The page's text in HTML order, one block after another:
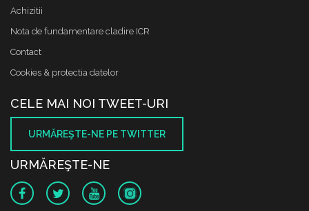
Achizitii
Nota de fundamentare cladire ICR
Contact
Cookies & protectia datelor
CELE MAI NOI TWEET-URI
URMĂREŞTE-NE PE TWITTER
URMĂREŞTE-NE